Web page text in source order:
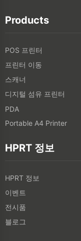
Products
POS 프린터
프린터 이동
스캐너
디지털 섬유 프린터
PDA
Portable A4 Printer
HPRT 정보
HPRT 정보
이벤트
전시품
블로그